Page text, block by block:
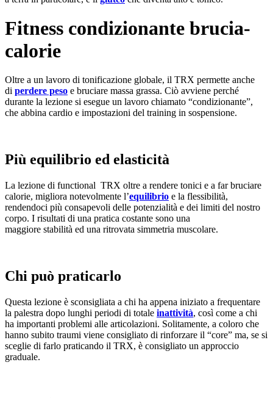
Fitness condizionante brucia-
calorie
Oltre a un lavoro di tonificazione globale, il TRX permette anche
di perdere peso e bruciare massa grassa. Ciò avviene perché
durante la lezione si esegue un lavoro chiamato “condizionante”,
che abbina cardio e impostazioni del training in sospensione.
Più equilibrio ed elasticità
La lezione di functional TRX oltre a rendere tonici e a far bruciare
calorie, migliora notevolmente l’equilibrio e la flessibilità,
rendendoci più consapevoli delle potenzialità e dei limiti del nostro
corpo. I risultati di una pratica costante sono una
maggiore stabilità ed una ritrovata simmetria muscolare.
Chi può praticarlo
Questa lezione è sconsigliata a chi ha appena iniziato a frequentare
la palestra dopo lunghi periodi di totale inattività, così come a chi
ha importanti problemi alle articolazioni. Solitamente, a coloro che
hanno subito traumi viene consigliato di rinforzare il “core” ma, se si
sceglie di farlo praticando il TRX, è consigliato un approccio
graduale.